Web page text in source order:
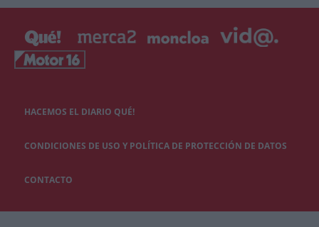
HACEMOS EL DIARIO QUÉ!
CONDICIONES DE USO Y POLÍTICA DE PROTECCIÓN DE DATOS
CONTACTO